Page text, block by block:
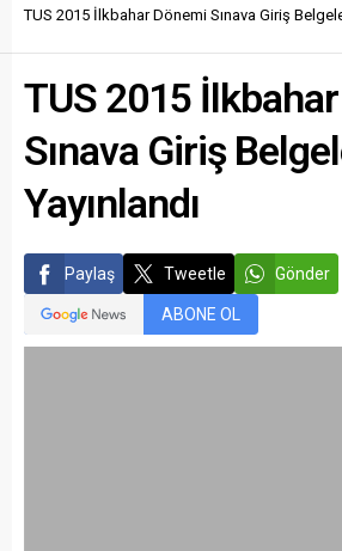
TUS 2015 İlkbahar Dönemi Sınava Giriş
TUS 2015
Sınava Giriş
Yayınlandı
Paylaş Tweetle Gönder
ABONE OL